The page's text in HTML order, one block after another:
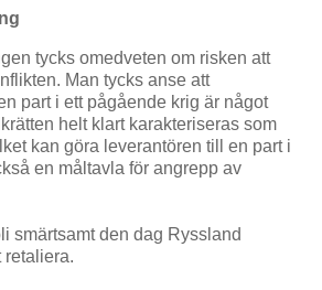
tycks omedveten om risken att
Man tycks anse att
part i ett pågående krig är något
helt klart karakteriseras som
kan göra leverantören till en part i
en måltavla för angrepp av
smärtsamt den dag Ryssland
retaliera.